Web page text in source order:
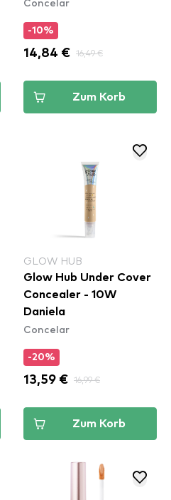
-10%
14,84 € 16,49 €
Zum Korb
GLOW HUB
Glow Hub Under Cover
Concealer - 10W
Daniela
Concelar
-20%
13,59 € 16,99 €
Zum Korb